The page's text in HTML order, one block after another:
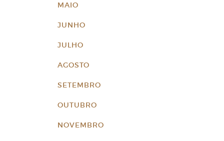
MAIO
JUNHO
JULHO
AGOSTO
SETEMBRO
OUTUBRO
NOVEMBRO